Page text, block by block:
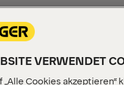
VERWENDET
„Alle Cookies